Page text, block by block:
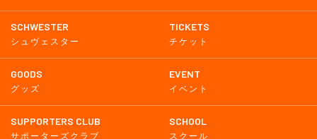
SCHWESTER
シュヴェスター
TICKETS
チケット
GOODS
グッズ
EVENT
イベント
SUPPORTERS CLUB
サポーターズクラブ
SCHOOL
スクール